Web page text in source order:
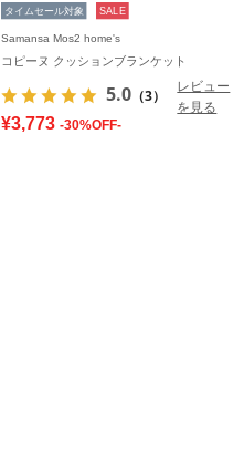
タイムセール対象 SALE
Samansa Mos2 home's
コピーヌ クッションブランケット
5.0 （3）
レビュー
を見る
¥3,773 -30%OFF-